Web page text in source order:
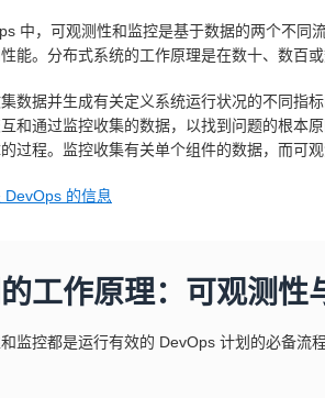
中，可观测性和监控是基于数据的两个不同
能。分布式系统的工作原理是在数十、数百
数据并生成有关定义系统运行状况的不同指
和通过监控收集的数据，以找到问题的根本
过程。监控收集有关单个组件的数据，而可
DevOps 的信息
工作原理：可观测性
监控都是运行有效的 DevOps 计划的必备流程